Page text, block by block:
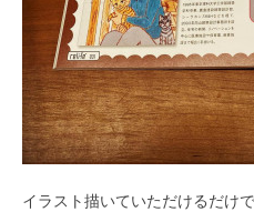
イラスト描いていただけるだけ